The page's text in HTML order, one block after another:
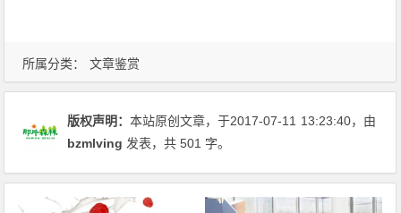
所属分类： 文章鉴赏
版权声明：本站原创文章，于2017-07-11 13:23:40，由
bzmlving 发表，共 501 字。